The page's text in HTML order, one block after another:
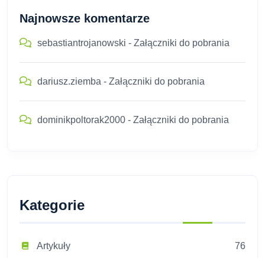
Najnowsze komentarze
sebastiantrojanowski - Załączniki do pobrania
dariusz.ziemba - Załączniki do pobrania
dominikpoltorak2000 - Załączniki do pobrania
Kategorie
Artykuły 76